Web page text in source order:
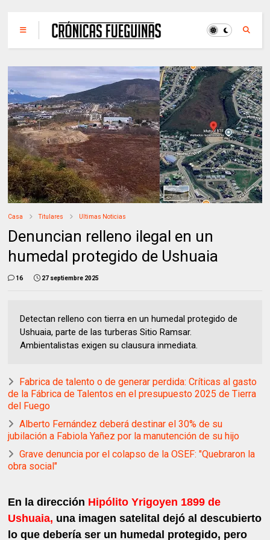
Casa Titulares Ultimas Noticias
Denuncian relleno ilegal en un
humedal protegido de Ushuaia
16 27 septiembre 2025
Detectan relleno con tierra en un humedal protegido de
Ushuaia, parte de las turberas Sitio Ramsar.
Ambientalistas exigen su clausura inmediata.
Fabrica de talento o de generar perdida: Críticas al gasto
de la Fábrica de Talentos en el presupuesto 2025 de Tierra
del Fuego
Alberto Fernández deberá destinar el 30% de su
jubilación a Fabiola Yañez por la manutención de su hijo
Grave denuncia por el colapso de la OSEF: "Quebraron la
obra social"
En la dirección Hipólito Yrigoyen 1899 de
Ushuaia, una imagen satelital dejó al descubierto
lo que debería ser un humedal protegido, pero